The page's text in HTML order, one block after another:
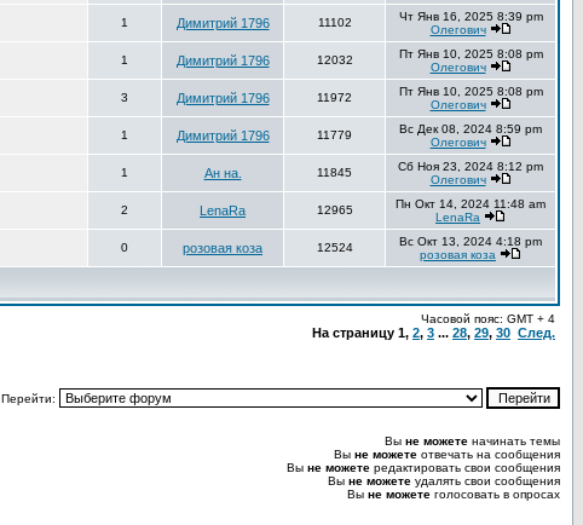
1 Димитрий 1796 11102
Чт Янв 16, 2025 8:39 pm
Олегович
1 Димитрий 1796 12032
Пт Янв 10, 2025 8:08 pm
Олегович
3 Димитрий 1796 11972
Пт Янв 10, 2025 8:08 pm
Олегович
1 Димитрий 1796 11779
Вс Дек 08, 2024 8:59 pm
Олегович
1 Ан на. 11845
Сб Ноя 23, 2024 8:12 pm
Олегович
2 LenaRa 12965
Пн Окт 14, 2024 11:48 am
LenaRa
0 розовая коза 12524
Вс Окт 13, 2024 4:18 pm
розовая коза
Часовой пояс: GMT + 4
На страницу 1, 2, 3 ... 28, 29, 30 След.
Перейти:
Вы не можете начинать темы
Вы не можете отвечать на сообщения
Вы не можете редактировать свои сообщения
Вы не можете удалять свои сообщения
Вы не можете голосовать в опросах